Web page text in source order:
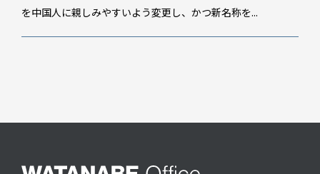
を中国人に親しみやすいよう変更し、かつ新名称を...